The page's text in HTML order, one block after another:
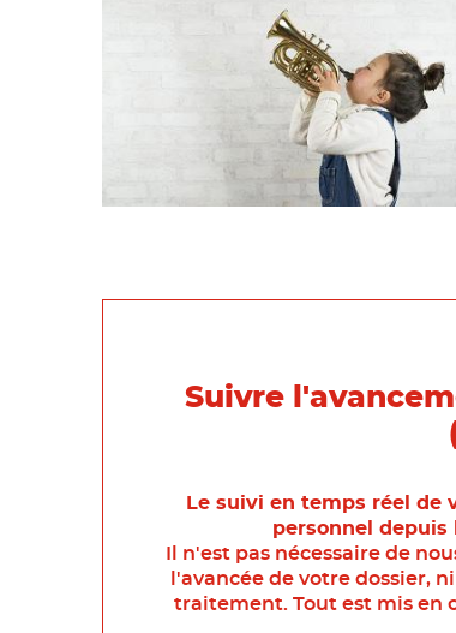
Suivre
Le suivi en temps réel de
personnel depuis
Il n'est pas nécessaire de
l'avancée de votre dossier,
traitement. Tout est mis en